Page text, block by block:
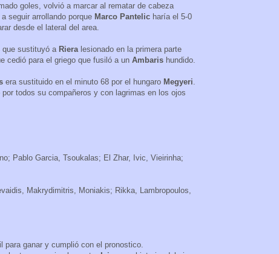
goles, volvió a marcar al rematar de cabeza
a seguir arrollando porque Marco Pantelic haría el 5-0
desde el lateral del area.
que sustituyó a Riera lesionado en la primera parte
cedió para el griego que fusiló a un Ambaris hundido.
era sustituido en el minuto 68 por el hungaro Megyeri
todos su compañeros y con lagrimas en los ojos
Pablo Garcia, Tsoukalas; El Zhar, Ivic, Vieirinha;
Makrydimitris, Moniakis; Rikka, Lambropoulos,
para ganar y cumplió con el pronostico.